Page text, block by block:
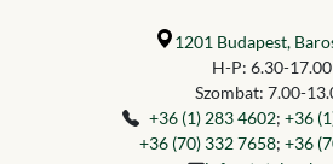
1201 Budapest,
H-P: 6.30-17.00
Szombat: 7.00-
+36 (1) 283 4602; +36
+36 (70) 332 7658; +36